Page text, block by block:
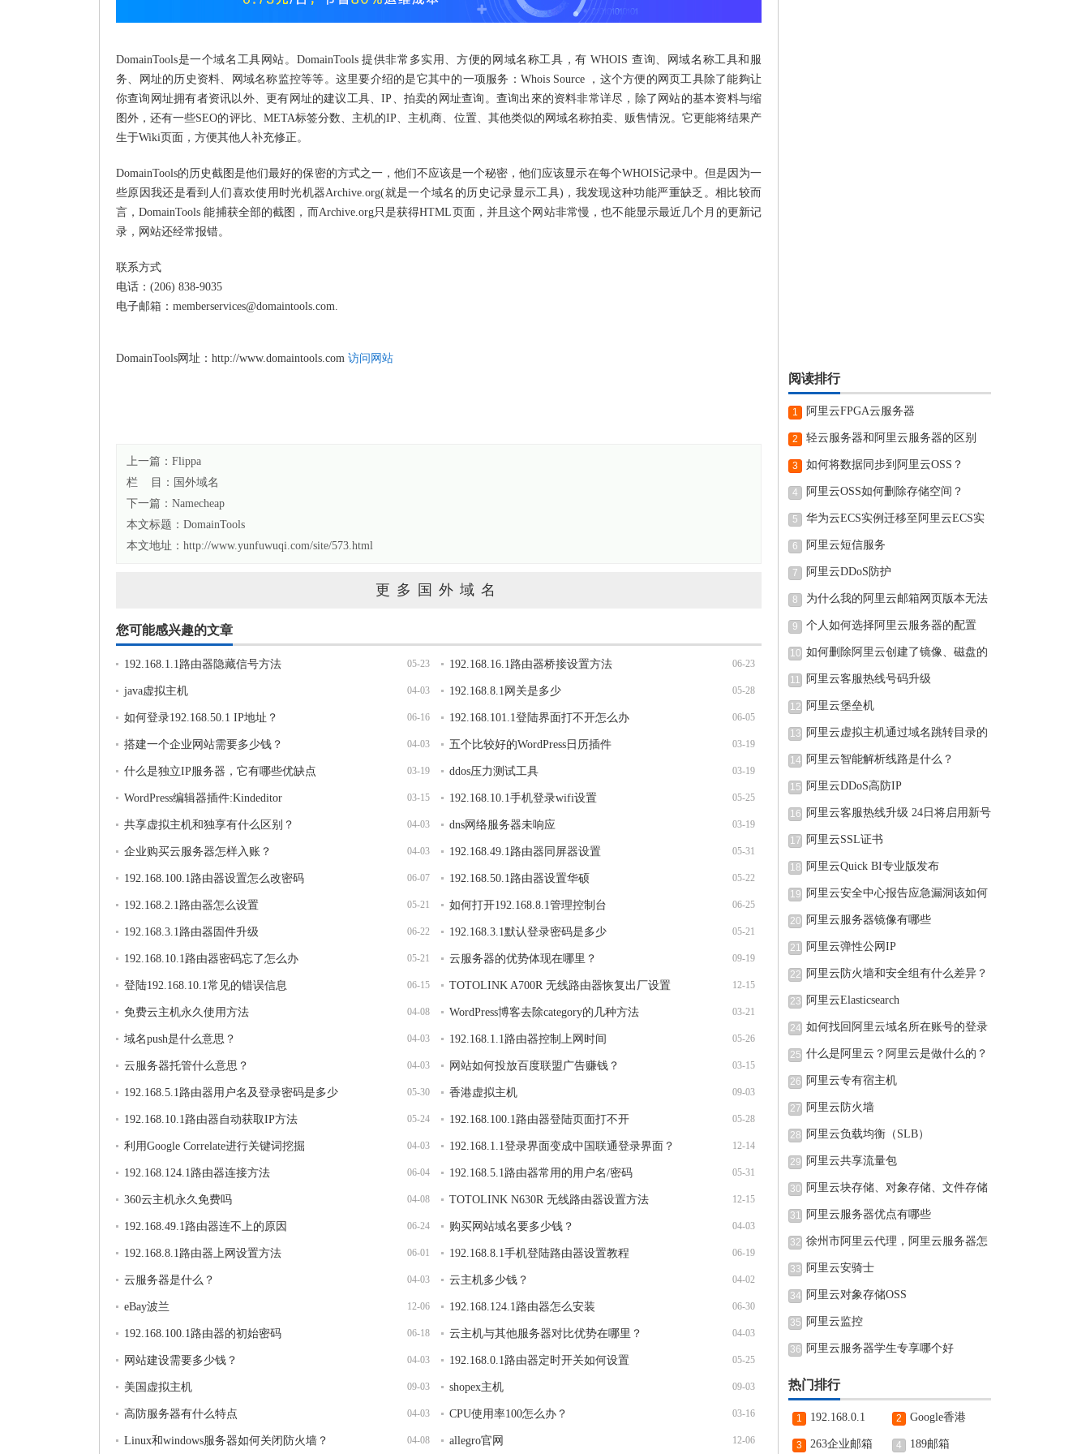
DomainTools是一个域名工具网站。DomainTools 提供非常多实用、方便的网域名称工具，有 WHOIS 查询、网域名称工具和服
务、网址的历史资料、网域名称监控等等。这里要介绍的是它其中的一项服务：Whois Source ，这个方便的网页工具除了能夠让
你查询网址拥有者资讯以外、更有网址的建议工具、IP、拍卖的网址查询。查询出來的资料非常详尽，除了网站的基本资料与缩
图外，还有一些SEO的评比、META标签分数、主机的IP、主机商、位置、其他类似的网域名称拍卖、贩售情況。它更能将结果产
生于Wiki页面，方便其他人补充修正。
DomainTools的历史截图是他们最好的保密的方式之一，他们不应该是一个秘密，他们应该显示在每个WHOIS记录中。但是因为一
些原因我还是看到人们喜欢使用时光机器Archive.org(就是一个域名的历史记录显示工具)，我发现这种功能严重缺乏。相比较而
言，DomainTools 能捕获全部的截图，而Archive.org只是获得HTML页面，并且这个网站非常慢，也不能显示最近几个月的更新记
录，网站还经常报错。
联系方式
电话：(206) 838-9035
电子邮箱：memberservices@domaintools.com.
DomainTools网址：http://www.domaintools.com 访问网站
上一篇： Flippa
栏 目： 国外域名
下一篇： Namecheap
本文标题： DomainTools
本文地址：http://www.yunfuwuqi.com/site/573.html
更多国外域名
您可能感兴趣的文章
05-23
192.168.1.1路由器隐藏信号方法 06-23
192.168.16.1路由器桥接设置方法
04-03
java虚拟主机 05-28
192.168.8.1网关是多少
06-16
如何登录192.168.50.1 IP地址？ 06-05
192.168.101.1登陆界面打不开怎么办
04-03
搭建一个企业网站需要多少钱？ 03-19
五个比较好的WordPress日历插件
03-19
什么是独立IP服务器，它有哪些优缺点 03-19
ddos压力测试工具
03-15
WordPress编辑器插件:Kindeditor 05-25
192.168.10.1手机登录wifi设置
04-03
共享虚拟主机和独享有什么区别？ 03-19
dns网络服务器未响应
04-03
企业购买云服务器怎样入账？ 05-31
192.168.49.1路由器同屏器设置
06-07
192.168.100.1路由器设置怎么改密码 05-22
192.168.50.1路由器设置华硕
05-21
192.168.2.1路由器怎么设置 06-25
如何打开192.168.8.1管理控制台
06-22
192.168.3.1路由器固件升级 05-21
192.168.3.1默认登录密码是多少
05-21
192.168.10.1路由器密码忘了怎么办 09-19
云服务器的优势体现在哪里？
06-15
登陆192.168.10.1常见的错误信息 12-15
TOTOLINK A700R 无线路由器恢复出厂设置
04-08
免费云主机永久使用方法 03-21
WordPress博客去除category的几种方法
04-03
域名push是什么意思？ 05-26
192.168.1.1路由器控制上网时间
04-03
云服务器托管什么意思？ 03-15
网站如何投放百度联盟广告赚钱？
05-30
192.168.5.1路由器用户名及登录密码是多少 09-03
香港虚拟主机
05-24
192.168.10.1路由器自动获取IP方法 05-28
192.168.100.1路由器登陆页面打不开
04-03
利用Google Correlate进行关键词挖掘 12-14
192.168.1.1登录界面变成中国联通登录界面？
06-04
192.168.124.1路由器连接方法 05-31
192.168.5.1路由器常用的用户名/密码
04-08
360云主机永久免费吗 12-15
TOTOLINK N630R 无线路由器设置方法
06-24
192.168.49.1路由器连不上的原因 04-03
购买网站域名要多少钱？
06-01
192.168.8.1路由器上网设置方法 06-19
192.168.8.1手机登陆路由器设置教程
04-03
云服务器是什么？ 04-02
云主机多少钱？
12-06
eBay波兰 06-30
192.168.124.1路由器怎么安装
06-18
192.168.100.1路由器的初始密码 04-03
云主机与其他服务器对比优势在哪里？
04-03
网站建设需要多少钱？ 05-25
192.168.0.1路由器定时开关如何设置
09-03
美国虚拟主机 09-03
shopex主机
04-03
高防服务器有什么特点 03-16
CPU使用率100怎么办？
04-08
Linux和windows服务器如何关闭防火墙？ 12-06
allegro官网
阅读排行
1 阿里云FPGA云服务器
2 轻云服务器和阿里云服务器的区别
3 如何将数据同步到阿里云OSS？
4 阿里云OSS如何删除存储空间？
5
华为云ECS实例迁移至阿里云ECS实
例的
6 阿里云短信服务
7 阿里云DDoS防护
8 为什么我的阿里云邮箱网页版本无法
9 个人如何选择阿里云服务器的配置
10 如何删除阿里云创建了镜像、磁盘的
11 阿里云客服热线号码升级
12 阿里云堡垒机
13 阿里云虚拟主机通过域名跳转目录的
14 阿里云智能解析线路是什么？
15 阿里云DDoS高防IP
16 阿里云客服热线升级 24日将启用新号
17 阿里云SSL证书
18 阿里云Quick BI专业版发布
19 阿里云安全中心报告应急漏洞该如何
20 阿里云服务器镜像有哪些
21 阿里云弹性公网IP
22 阿里云防火墙和安全组有什么差异？
23 阿里云Elasticsearch
24 如何找回阿里云域名所在账号的登录
25 什么是阿里云？阿里云是做什么的？
26 阿里云专有宿主机
27 阿里云防火墙
28 阿里云负载均衡（SLB）
29 阿里云共享流量包
30 阿里云块存储、对象存储、文件存储
31 阿里云服务器优点有哪些
32 徐州市阿里云代理，阿里云服务器怎
33 阿里云安骑士
34 阿里云对象存储OSS
35 阿里云监控
36 阿里云服务器学生专享哪个好
热门排行
1 192.168.0.1 2 Google香港
3 263企业邮箱 4 189邮箱